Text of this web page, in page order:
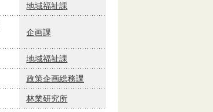
地域福祉課
企画課
地域福祉課
政策企画総務課
林業研究所